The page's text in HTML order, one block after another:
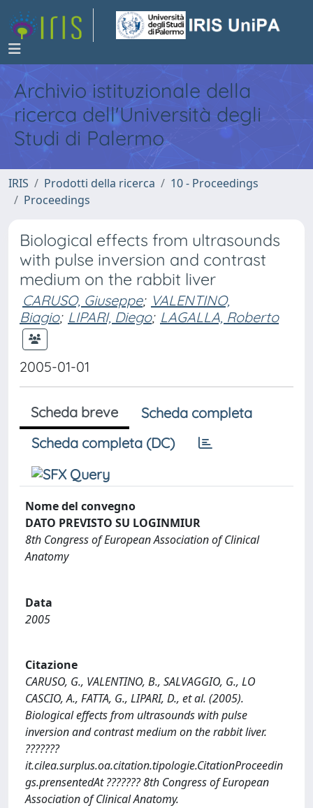
Archivio istituzionale della
ricerca dell'Università degli
Studi di Palermo
IRIS Prodotti della ricerca
10 - Proceedings
Proceedings
Biological effects from ultrasounds
with pulse inversion and contrast
medium on the rabbit liver
CARUSO, Giuseppe; VALENTINO,
Biagio; LIPARI, Diego; LAGALLA, Roberto
2005-01-01
Scheda breve
Scheda completa
Scheda completa (DC)
Nome del convegno
DATO PREVISTO SU LOGINMIUR
8th Congress of European Association of Clinical
Anatomy
Data
2005
Citazione
CARUSO, G., VALENTINO, B., SALVAGGIO, G., LO
CASCIO, A., FATTA, G., LIPARI, D., et al. (2005).
Biological effects from ultrasounds with pulse
inversion and contrast medium on the rabbit liver.
???????
it.cilea.surplus.oa.citation.tipologie.CitationProceedin
gs.prensentedAt ??????? 8th Congress of European
Association of Clinical Anatomy.